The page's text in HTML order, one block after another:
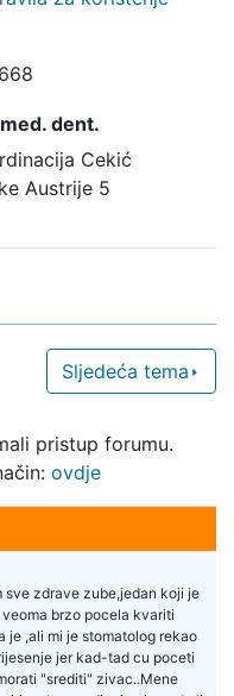
dent.
Cekić
Austrije 5
Sljedeća tema
pristup forumu.
ovdje
sve zdrave zube,jedan koji je
brzo pocela kvariti
je ,ali mi je stomatolog rekao
jer kad-tad cu poceti
"srediti" zivac..Mene